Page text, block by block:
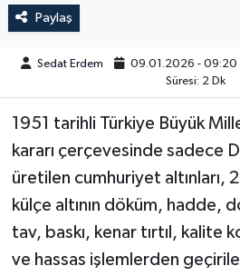
Paylaş
Sedat Erdem 09.01.2026 - 09:20
Süresi: 2 Dk
1951 tarihli Türkiye Büyük
kararı çerçevesinde sadece
üretilen cumhuriyet altınları,
külçe altının döküm, hadde,
tav, baskı, kenar tırtıl, kalite
ve hassas işlemlerden